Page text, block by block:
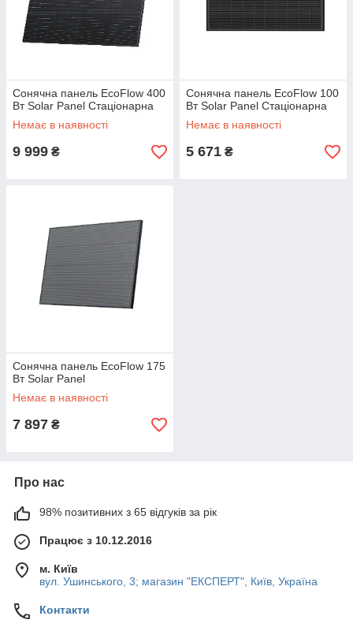
Сонячна панель EcoFlow 400
Вт Solar Panel Стаціонарна
Немає в наявності
9 999 ₴
Сонячна панель EcoFlow 100
Вт Solar Panel Стаціонарна
Немає в наявності
5 671 ₴
Сонячна панель EcoFlow 175
Вт Solar Panel
Немає в наявності
7 897 ₴
Про нас
98% позитивних з 65 відгуків за рік
Працює з 10.12.2016
м. Київ
вул. Ушинського, 3; магазин "ЕКСПЕРТ", Київ, Україна
Контакти